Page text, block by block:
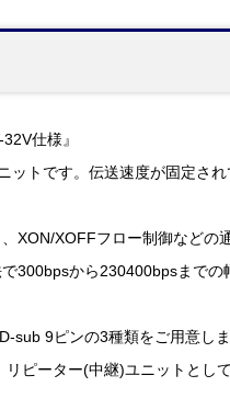
仕様』
ットです。伝送速度が固定さ
XON/XOFFフロー制御など
300bpsから230400bpsまで
sub 9ピンの3種類をご用意し
ピーター(中継)ユニットとし